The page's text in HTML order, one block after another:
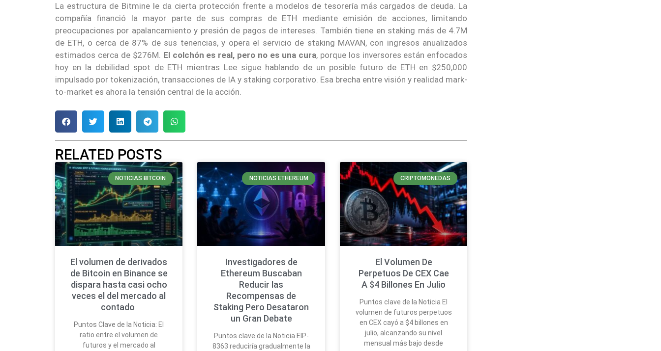
La estructura de Bitmine le da cierta protección frente a modelos de tesorería más cargados de deuda. La
compañía financió la mayor parte de sus compras de ETH mediante emisión de acciones, limitando
preocupaciones por apalancamiento y presión de pagos de intereses. También tiene en staking más de 4.7M
de ETH, o cerca de 87% de sus tenencias, y opera el servicio de staking MAVAN, con ingresos anualizados
estimados cerca de $276M. El colchón es real, pero no es una cura, porque los inversores están enfocados
hoy en la debilidad spot de ETH mientras Lee sigue hablando de un posible futuro de ETH en $250,000
impulsado por tokenización, transacciones de IA y staking corporativo. Esa brecha entre visión y realidad mark-
to-market es ahora la tensión central de la acción.
RELATED POSTS
NOTICIAS BITCOIN
El volumen de derivados
de Bitcoin en Binance se
dispara hasta casi ocho
veces el del mercado al
contado
Puntos Clave de la Noticia: El
ratio entre el volumen de
futuros y el mercado al
NOTICIAS ETHEREUM
Investigadores de
Ethereum Buscaban
Reducir las
Recompensas de
Staking Pero Desataron
un Gran Debate
Puntos clave de la Noticia EIP-
8363 reduciría gradualmente la
CRIPTOMONEDAS
El Volumen De
Perpetuos De CEX Cae
A $4 Billones En Julio
Puntos clave de la Noticia El
volumen de futuros perpetuos
en CEX cayó a $4 billones en
julio, alcanzando su nivel
mensual más bajo desde